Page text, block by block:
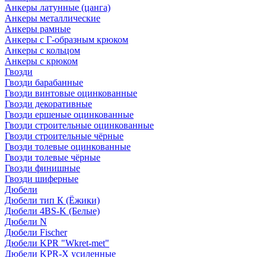
Анкеры латунные (цанга)
Анкеры металлические
Анкеры рамные
Анкеры с Г-образным крюком
Анкеры с кольцом
Анкеры с крюком
Гвозди
Гвозди барабанные
Гвозди винтовые оцинкованные
Гвозди декоративные
Гвозди ершеные оцинкованные
Гвозди строительные оцинкованные
Гвозди строительные чёрные
Гвозди толевые оцинкованные
Гвозди толевые чёрные
Гвозди финишные
Гвозди шиферные
Дюбели
Дюбели тип К (Ёжики)
Дюбели 4BS-K (Белые)
Дюбели N
Дюбели Fischer
Дюбели KPR "Wkret-met"
Дюбели KPR-Х усиленные